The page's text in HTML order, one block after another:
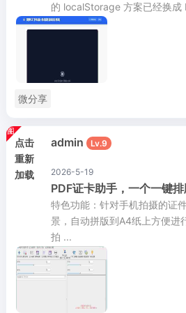
的 localStorage 方案已经换成
微分享
点击
重新
加载
admin Lv.9
2026-5-19
PDF证卡助手，一个一键
特色功能：针对手机拍摄的证
景，自动拼版到A4纸上方便进
拍 ...